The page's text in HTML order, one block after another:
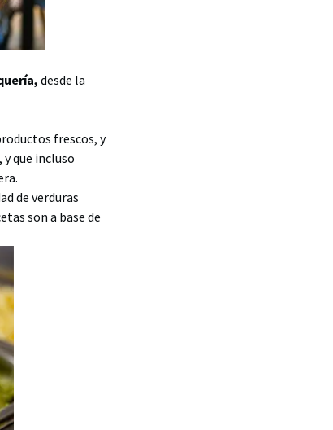
desde la
frescos, y
que incluso
de verduras
son a base de